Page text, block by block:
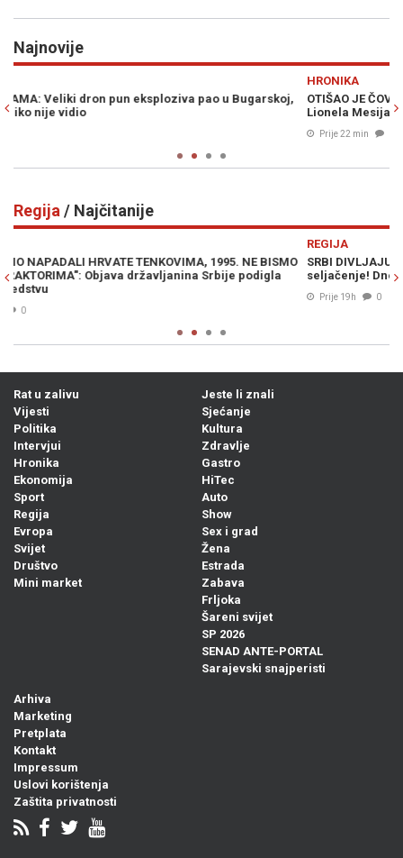
Najnovije
OTIŠAO JE ČOVJEK KOJI JE STVORIO LEGENDU: Preminuo otac
Lionela Mesija
Regija / Najčitanije
SRBI DIVLJAJU NA LJETOVANJU: "Ne moramo slušati vaše
seljačenje! Dno, dna"
Rat u zalivu
Vijesti
Politika
Intervjui
Hronika
Ekonomija
Sport
Regija
Evropa
Svijet
Društvo
Mini market
Jeste li znali
Sjećanje
Kultura
Zdravlje
Gastro
HiTec
Auto
Show
Sex i grad
Žena
Estrada
Zabava
Frljoka
Šareni svijet
SP 2026
SENAD ANTE-PORTAL
Sarajevski snajperisti
Arhiva
Marketing
Pretplata
Kontakt
Impressum
Uslovi korištenja
Zaštita privatnosti